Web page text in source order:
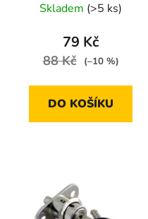
Skladem (>5 ks)
79 Kč
88 Kč (–10 %)
DO KOŠÍKU